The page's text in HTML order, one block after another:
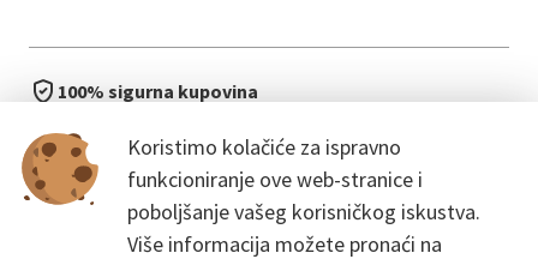
Koristimo kolačiće za ispravno
funkcioniranje ove web-stranice i
poboljšanje vašeg korisničkog iskustva.
Više informacija možete pronaći na
100% sigurna kupovina
bez čekanja u redu